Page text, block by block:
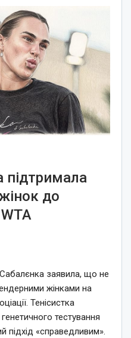
підтримала
до
заявила, що не
жінками на
Тенісистка
тестування
підхід «справедливим».